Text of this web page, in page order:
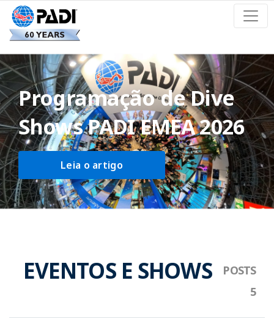
Programação de Dive
Shows PADI EMEA 2026
Leia o artigo
EVENTOS E SHOWS